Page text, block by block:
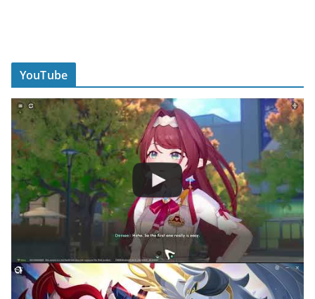
YouTube